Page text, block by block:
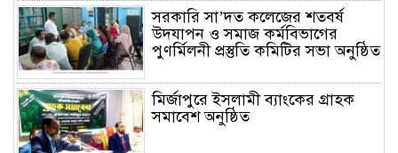
সরকারি সা’দত কলেজের শতবর্ষ
উদযাপন ও সমাজ কর্মবিভাগের
পুণর্মিলনী প্রস্তুতি কমিটির সভা অনুষ্ঠিত
মির্জাপুরে ইসলামী ব্যাংকের গ্রাহক
সমাবেশ অনুষ্ঠিত